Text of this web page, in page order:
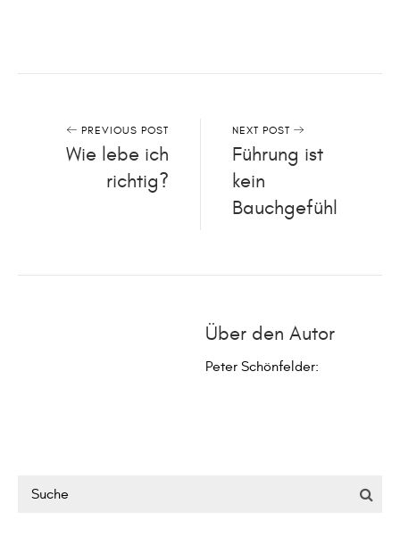
PREVIOUS POST
Wie lebe ich
richtig?
NEXT POST
Führung ist
kein
Bauchgefühl
Über den Autor
Peter Schönfelder: